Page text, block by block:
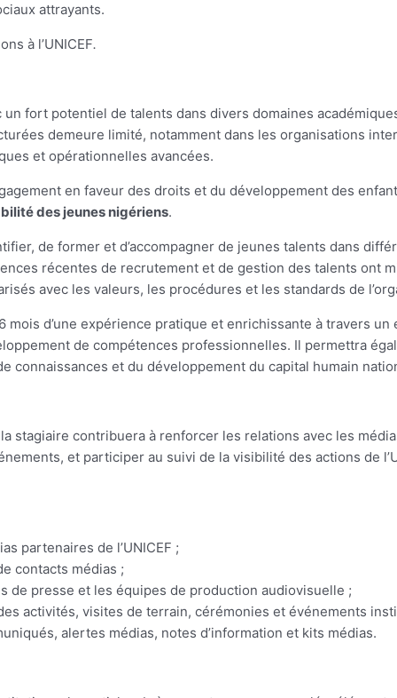
attrayants.
à l’UNICEF.
fort potentiel de talents dans divers domaines
demeure limité, notamment dans les organisations
et opérationnelles avancées.
en faveur des droits et du développement des
des jeunes nigériens.
de former et d’accompagner de jeunes talents dans
récentes de recrutement et de gestion des talents ont
avec les valeurs, les procédures et les standards de
d’une expérience pratique et enrichissante à travers
de compétences professionnelles. Il permettra
connaissances et du développement du capital humain
stagiaire contribuera à renforcer les relations avec les
et participer au suivi de la visibilité des actions de
partenaires de l’UNICEF ;
contacts médias ;
de presse et les équipes de production audiovisuelle ;
activités, visites de terrain, cérémonies et événements
alertes médias, notes d’information et kits médias.